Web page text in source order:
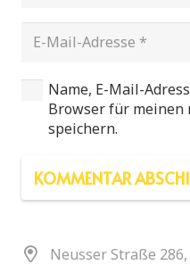
Name, E-Mail-
Browser für meinen
speichern.
KOMMENTAR
Neusser Straße